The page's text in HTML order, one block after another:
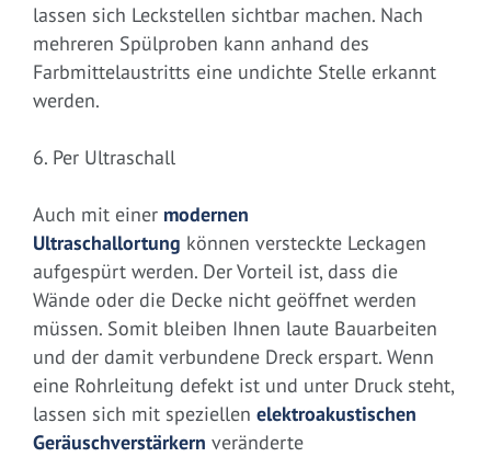
lassen sich Leckstellen sichtbar machen. Nach
mehreren Spülproben kann anhand des
Farbmittelaustritts eine undichte Stelle erkannt
werden.
6. Per Ultraschall
Auch mit einer modernen
Ultraschallortung können versteckte Leckagen
aufgespürt werden. Der Vorteil ist, dass die
Wände oder die Decke nicht geöffnet werden
müssen. Somit bleiben Ihnen laute Bauarbeiten
und der damit verbundene Dreck erspart. Wenn
eine Rohrleitung defekt ist und unter Druck steht,
lassen sich mit speziellen elektroakustischen
Geräuschverstärkern veränderte